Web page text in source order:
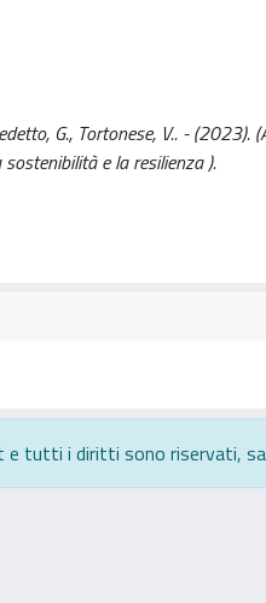
G., Tortonese, V.. -
e la resilienza ).
tutti i diritti sono riservati,